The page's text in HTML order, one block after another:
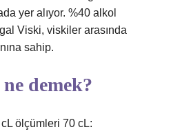
yer alıyor. %40 alkol
Viski, viskiler arasında
sahip.
demek?
ölçümleri 70 cL: